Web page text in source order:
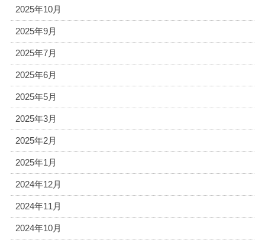
2025年10月
2025年9月
2025年7月
2025年6月
2025年5月
2025年3月
2025年2月
2025年1月
2024年12月
2024年11月
2024年10月